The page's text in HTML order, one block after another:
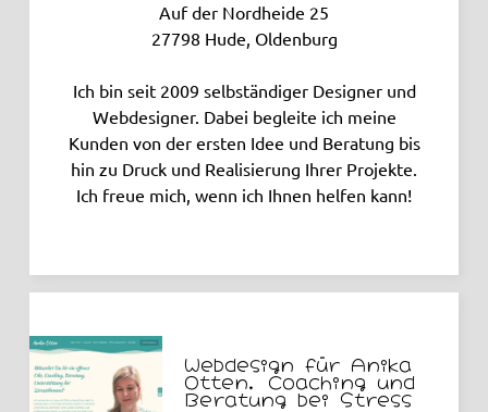
Auf der Nordheide 25
27798 Hude, Oldenburg
Ich bin seit 2009 selbständiger Designer und
Webdesigner. Dabei begleite ich meine
Kunden von der ersten Idee und Beratung bis
hin zu Druck und Realisierung Ihrer Projekte.
Ich freue mich, wenn ich Ihnen helfen kann!
Webdesign für Anika
Otten, Coaching und
Beratung bei Stress